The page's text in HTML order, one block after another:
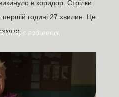
в коридор. Стрілки
годині 27 хвилин. Це
годинник,